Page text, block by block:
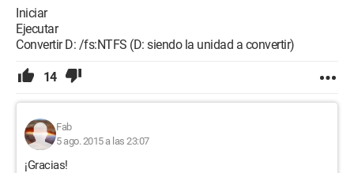
Iniciar
Ejecutar
Convertir D: /fs:NTFS (D: siendo la unidad a convertir)
14
Fab
5 ago. 2015 a las 23:07
¡Gracias!